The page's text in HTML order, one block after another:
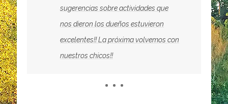
sugerencias sobre actividades que
nos dieron los dueños estuvieron
excelentes!! La próxima volvemos con
nuestros chicos!!